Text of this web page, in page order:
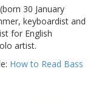
30 January
keyboardist and
for English
artist.
How to Read Bass